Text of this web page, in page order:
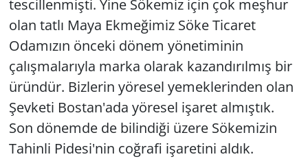
tescillenmişti. Yine Sökemiz için çok meşhur
olan tatlı Maya Ekmeğimiz Söke Ticaret
Odamızın önceki dönem yönetiminin
çalışmalarıyla marka olarak kazandırılmış bir
üründür. Bizlerin yöresel yemeklerinden olan
Şevketi Bostan'ada yöresel işaret almıştık.
Son dönemde de bilindiği üzere Sökemizin
Tahinli Pidesi'nin coğrafi işaretini aldık.